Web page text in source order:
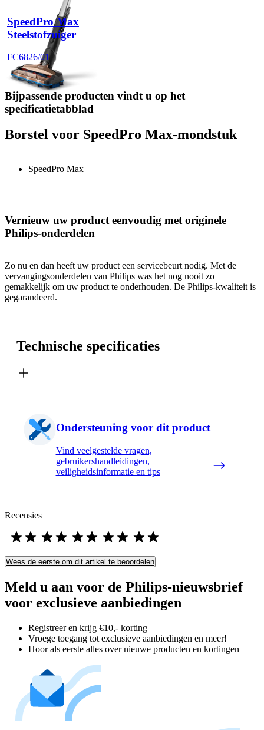
SpeedPro Max
Steelstofzuiger
FC6826/01
Bijpassende producten vindt u op het
specificatietabblad
Borstel voor SpeedPro Max-mondstuk
SpeedPro Max
Vernieuw uw product eenvoudig met originele
Philips-onderdelen
Zo nu en dan heeft uw product een servicebeurt nodig. Met de
vervangingsonderdelen van Philips was het nog nooit zo
gemakkelijk om uw product te onderhouden. De Philips-kwaliteit is
gegarandeerd.
Technische specificaties
Ondersteuning voor dit product
Vind veelgestelde vragen,
gebruikershandleidingen,
veiligheidsinformatie en tips
Recensies
Wees de eerste om dit artikel te beoordelen
Meld u aan voor de Philips-nieuwsbrief
voor exclusieve aanbiedingen
Registreer en krijg €10,- korting
Vroege toegang tot exclusieve aanbiedingen en meer!
Hoor als eerste alles over nieuwe producten en kortingen